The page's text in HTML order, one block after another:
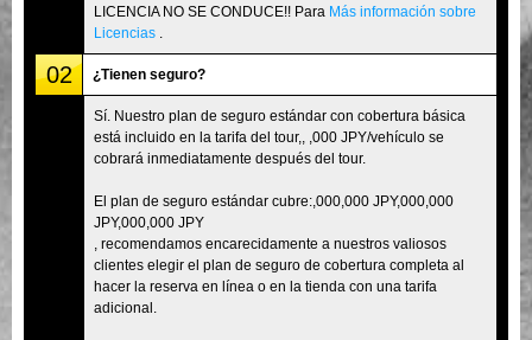
LICENCIA NO SE CONDUCE!! Para Más información sobre
Licencias
02 ¿Tienen seguro?
Sí. Nuestro plan de seguro estándar con cobertura básica
está incluido en la tarifa del tour,, ,000 JPY/vehículo se
cobrará inmediatamente después del tour.
El plan de seguro estándar cubre:,000,000 JPY,000,000
JPY,000,000 JPY
, recomendamos encarecidamente a nuestros valiosos
clientes elegir el plan de seguro de cobertura completa al
hacer la reserva en línea o en la tienda con una tarifa
adicional.